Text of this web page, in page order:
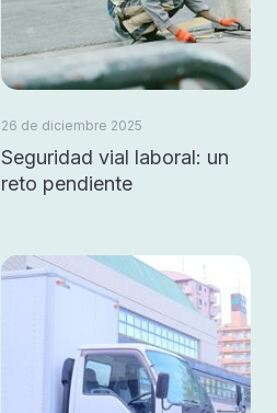
26 de diciembre 2025
Seguridad vial laboral: un
reto pendiente